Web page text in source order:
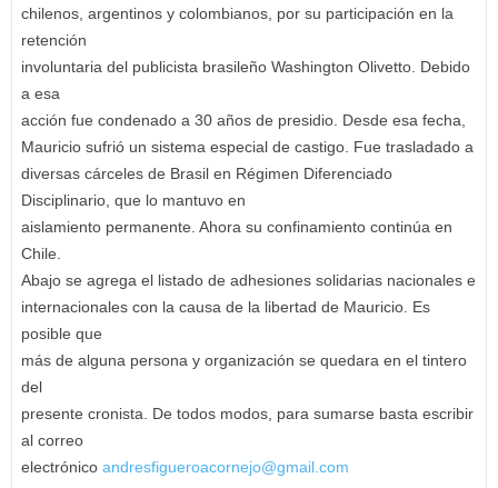
chilenos, argentinos y colombianos, por su participación en la
retención
involuntaria del publicista brasileño Washington Olivetto. Debido
a esa
acción fue condenado a 30 años de presidio. Desde esa fecha,
Mauricio sufrió un sistema especial de castigo. Fue trasladado a
diversas cárceles de Brasil en Régimen Diferenciado
Disciplinario, que lo mantuvo en
aislamiento permanente. Ahora su confinamiento continúa en
Chile.
Abajo se agrega el listado de adhesiones solidarias nacionales e
internacionales con la causa de la libertad de Mauricio. Es
posible que
más de alguna persona y organización se quedara en el tintero
del
presente cronista. De todos modos, para sumarse basta escribir
al correo
electrónico andresfigueroacornejo@gmail.com